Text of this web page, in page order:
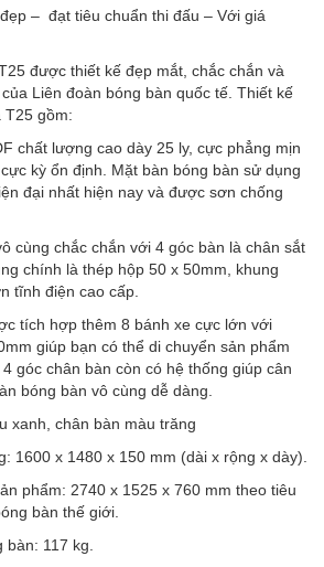
– đạt tiêu chuẩn thi đấu – Với giá
được thiết kế đẹp mắt, chắc chắn và
Liên đoàn bóng bàn quốc tế. Thiết kế
T25 gồm:
chất lượng cao dày 25 ly, cực phẳng mịn
kỳ ổn định. Mặt bàn bóng bàn sử dụng
đại nhất hiện nay và được sơn chống
cùng chắc chắn với 4 góc bàn là chân sắt
chính là thép hộp 50 x 50mm, khung
tĩnh điện cao cấp.
tích hợp thêm 8 bánh xe cực lớn với
giúp bạn có thể di chuyển sản phẩm
góc chân bàn còn có hệ thống giúp cân
bóng bàn vô cùng dễ dàng.
xanh, chân bàn màu trăng
1600 x 1480 x 150 mm (dài x rộng x dày).
phẩm: 2740 x 1525 x 760 mm theo tiêu
bàn thế giới.
117 kg.